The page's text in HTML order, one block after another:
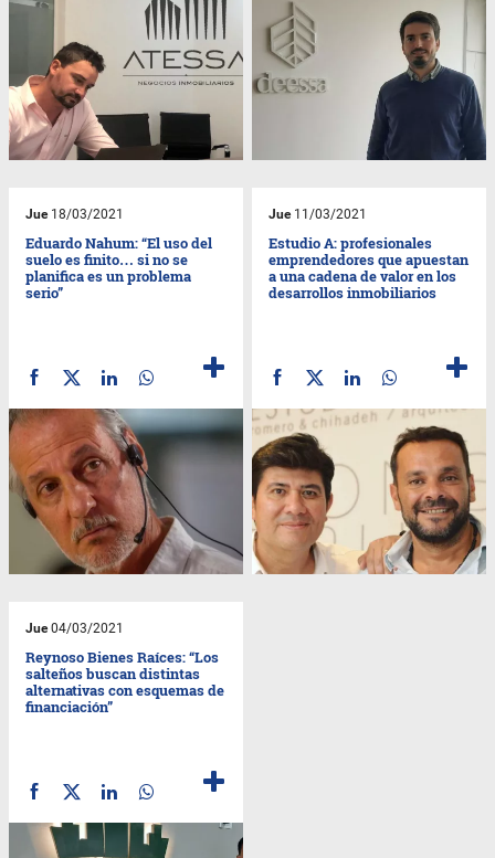
Jue18/03/2021
Eduardo Nahum: “El uso del
suelo es finito… si no se
planifica es un problema
serio”
Jue11/03/2021
Estudio A: profesionales
emprendedores que apuestan
a una cadena de valor en los
desarrollos inmobiliarios
Jue04/03/2021
Reynoso Bienes Raíces: “Los
salteños buscan distintas
alternativas con esquemas de
financiación”